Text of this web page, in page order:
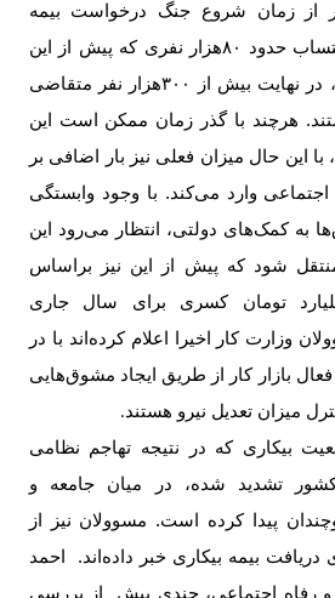
از زمان شروع جنگ درخواست بیمه
حدود
۸۰هزار نفری که پیش از این
در نهایت بیش از
۳۰۰هزار نفر متقاضی
هرچند با گذر زمان ممکن است این
این حال میزان فعلی نیز بار اضافی بر
وارد می‌کند. با وجود وابستگی
به کمک‌های دولتی، انتظار می‌رود این
شود که پیش از این نیز براساس
تومان کسری برای سال جاری
وزارت کار اخیرا اعلام کرده‌اند با در
بازار کار از طریق ایجاد مشوق‌هایی
میزان تعدیل نیرو هستند.
بیکاری که در نتیجه تهاجم نظامی
کشور تشدید شده، در میان جامعه و
پیدا کرده است. مسوولان نیز از
دریافت بیمه بیکاری خبر داده‌اند. احمد
و رفاه اجتماعی، چندی پیش از بررسی